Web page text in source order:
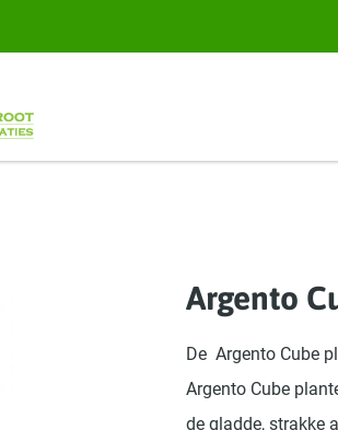
Argento
De Argento Cube
Argento Cube
de gladde, strakke